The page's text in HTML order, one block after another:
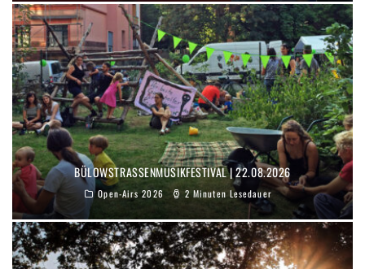
BÜLOWSTRASSENMUSIKFESTIVAL | 22.08.2026
Open-Airs 2026 2 Minuten Lesedauer